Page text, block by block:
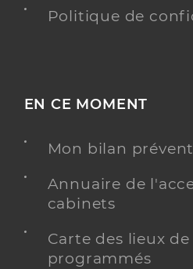
Politique de
EN CE MOMENT
Mon bilan
Annuaire de
cabinets
Carte des lieux
programmés